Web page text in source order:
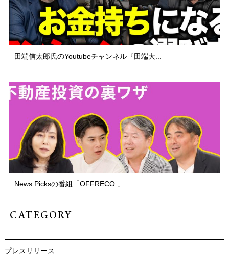
田端信太郎氏のYoutubeチャンネル『田端大...
News Picksの番組「OFFRECO.」...
CATEGORY
プレスリリース